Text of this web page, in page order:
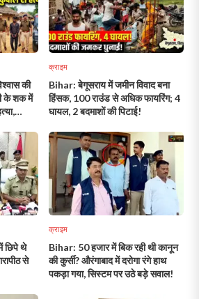
की
के शक में
क्राइम
Bihar: बेगूसराय में जमीन विवाद बना
हिंसक, 100 राउंड से अधिक फायरिंग; 4
घायल, 2 बदमाशों की पिटाई!
छिपे थे
से
क्राइम
Bihar: 50 हजार में बिक रही थी कानून
की कुर्सी? औरंगाबाद में दरोगा रंगे हाथ
पकड़ा गया, सिस्टम पर उठे बड़े सवाल!